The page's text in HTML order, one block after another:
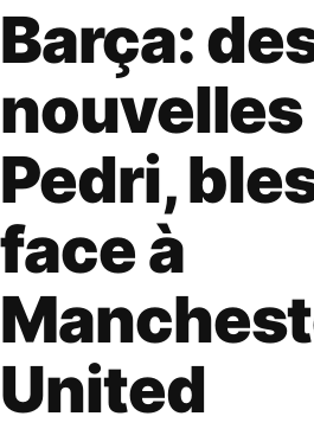
Barça:
nouvelles
Pedri,
face à
United